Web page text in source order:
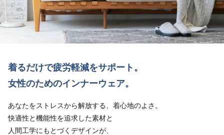
着るだけで疲労軽減をサポート。
⼥性のためのインナーウェア。
あなたをストレスから解放する、着心地のよさ。
快適性と機能性を追求した素材と
人間工学にもとづくデザインが、